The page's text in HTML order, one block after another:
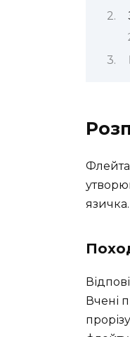
Флейта
язичка.
Вчені